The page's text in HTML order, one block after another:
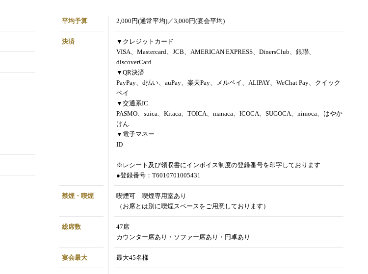
平均予算 2,000円(通常平均)／3,000円(宴会平均)
決済
▼クレジットカード
VISA、Mastercard、JCB、AMERICAN EXPRESS、DinersClub、銀聯、
discoverCard
▼QR決済
PayPay、d払い、auPay、楽天Pay、メルペイ、ALIPAY、WeChat Pay、クイック
ペイ
▼交通系IC
PASMO、suica、Kitaca、TOICA、manaca、ICOCA、SUGOCA、nimoca、はやか
けん
▼電子マネー
ID
※レシート及び領収書にインボイス制度の登録番号を印字しております
●登録番号：T6010701005431
禁煙・喫煙
喫煙可 喫煙専用室あり
（お席とは別に喫煙スペースをご用意しております）
総席数
47席
カウンター席あり・ソファー席あり・円卓あり
宴会最大 最大45名様